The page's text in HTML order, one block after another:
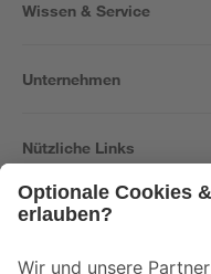
Wissen & Service
Unternehmen
Nützliche Links
Der toom Newsletter: Keine